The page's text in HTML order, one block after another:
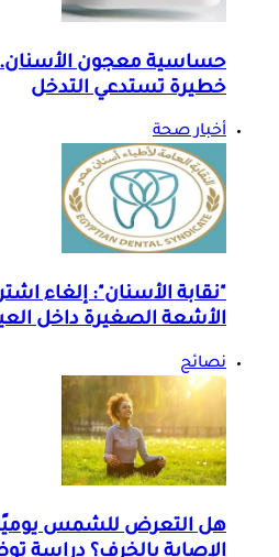
حساسية معجون
خطيرة تستدعي التدخل
أخبار صحة
"نقابة الأسنان": إلغاء
الأشعة الصغيرة داخل
نصائح
هل التعرض للشمس
الإصابة بالخرف؟ دراسة